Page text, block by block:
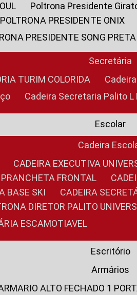
Poltrona Presidente
POLTRONA PRESIDENTE ONIX
PRESIDENTE SONG PRETA
Secretária
TURIM COLORIDA
Cadeira Secretaria Palito L
Escolar
Cadeira
CADEIRA EXECUTIVA
PRANCHETA FRONTAL
BASE SKI
CADEIRA
DIRETOR PALITO
ESCAMOTIAVEL
Escritório
Armários
ARMARIO ALTO FECHADO 1